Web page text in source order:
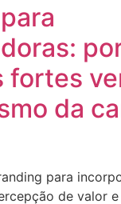
fortes
da
para
de valor